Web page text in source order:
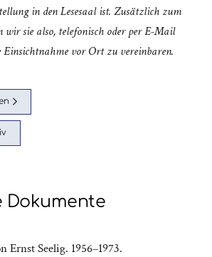
in den Lesesaal ist. Zusätzlich zum
wir sie also, telefonisch oder per E-Mail
vor Ort zu vereinbaren.
Dokumente
Ernst Seelig. 1956–1973.